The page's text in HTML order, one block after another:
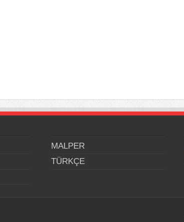
MALPER
TÜRKÇE